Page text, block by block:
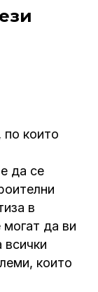
по които
да се
в
да ви
които